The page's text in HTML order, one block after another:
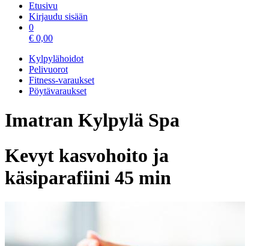
Etusivu
Kirjaudu sisään
0
€ 0,00
Kylpylähoidot
Pelivuorot
Fitness-varaukset
Pöytävaraukset
Imatran Kylpylä Spa
Kevyt kasvohoito ja
käsiparafiini 45 min